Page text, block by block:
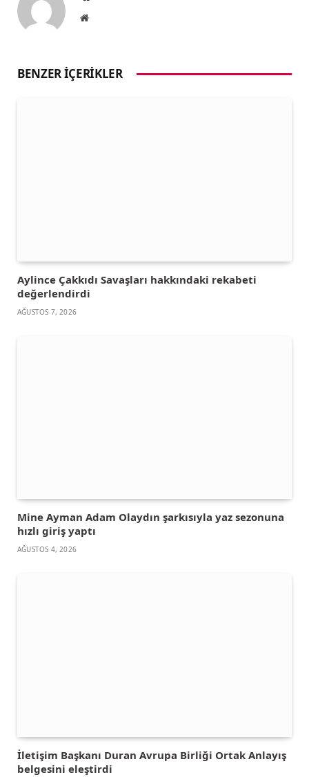
Website
BENZER İÇERIKLER
Aylince Çakkıdı Savaşları hakkındaki rekabeti
değerlendirdi
AĞUSTOS 7, 2026
Mine Ayman Adam Olaydın şarkısıyla yaz sezonuna
hızlı giriş yaptı
AĞUSTOS 4, 2026
İletişim Başkanı Duran Avrupa Birliği Ortak Anlayış
belgesini eleştirdi